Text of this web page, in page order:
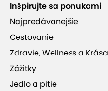
Inšpirujte sa ponukami
Najpredávanejšie
Cestovanie
Zdravie, Wellness a Krása
Zážitky
Jedlo a pitie